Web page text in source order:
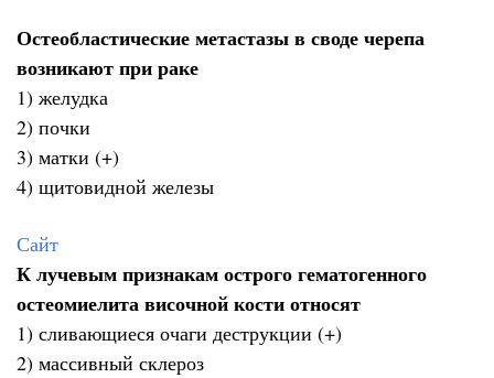
Остеобластические метастазы в своде черепа
возникают при раке
1) желудка
2) почки
3) матки (+)
4) щитовидной железы
Сайт
К лучевым признакам острого гематогенного
остеомиелита височной кости относят
1) сливающиеся очаги деструкции (+)
2) массивный склероз